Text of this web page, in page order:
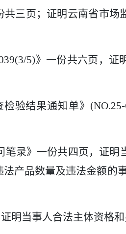
三页；证明云南省市场
5)》一份共六页，证
验结果通知单》
录》一份共四页，证明
和违法产品数量及违
明当事人合法主体资格